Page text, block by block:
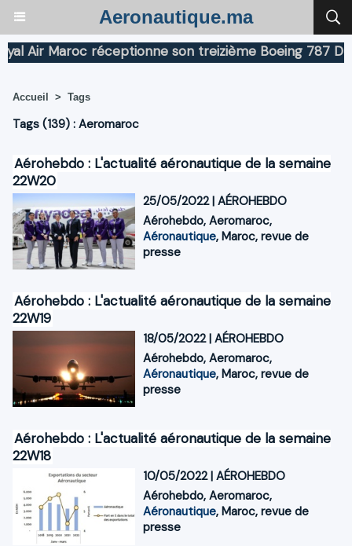
Aeronautique.ma
Maroc réceptionne son treizième Boeing 787
Accueil > Tags
Tags (139) : Aeromaroc
Aérohebdo : L'actualité aéronautique de la semaine
22W20
25/05/2022|AÉROHEBDO
Aérohebdo,Aeromaroc,
Aéronautique,Maroc,revue de
presse
Aérohebdo : L'actualité aéronautique de la semaine
22W19
18/05/2022|AÉROHEBDO
Aérohebdo,Aeromaroc,
Aéronautique,Maroc,revue de
presse
Aérohebdo : L'actualité aéronautique de la semaine
22W18
10/05/2022|AÉROHEBDO
Aérohebdo,Aeromaroc,
Aéronautique,Maroc,revue de
presse